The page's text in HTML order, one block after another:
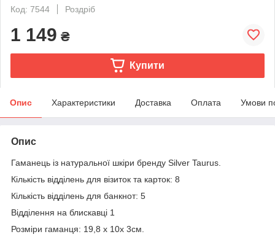
Код: 7544
Роздріб
1 149 ₴
Купити
Опис Характеристики Доставка Оплата Умови
Опис
Гаманець із натуральної шкіри бренду Silver Taurus.
Кількість відділень для візиток та карток: 8
Кількість відділень для банкнот: 5
Відділення на блискавці 1
Розміри гаманця: 19,8 х 10х 3см.